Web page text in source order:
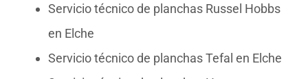
Servicio técnico de planchas Russel Hobbs
en Elche
Servicio técnico de planchas Tefal en Elche